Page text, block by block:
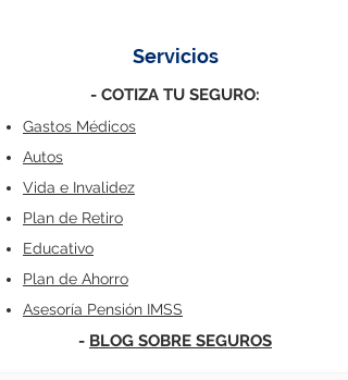
Servicios
- COTIZA TU SEGURO:
Gastos Médicos
Autos
Vida e Invalidez
Plan de Retiro
Educativo
Plan de Ahorro
Asesoría Pensión IMSS
- BLOG SOBRE SEGUROS